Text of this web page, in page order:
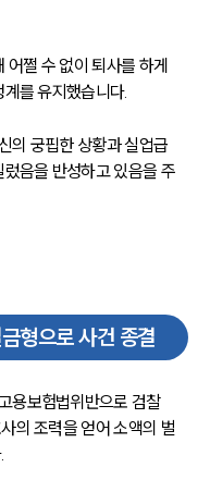
로펌
쩔 수 없이 퇴사를 하게
를 유지했습니다.
의 궁핍한 상황과 실업급
음을 반성하고 있음을 주
형으로 사건 종결
용보험법위반으로 검찰
의 조력을 얻어 소액의 벌